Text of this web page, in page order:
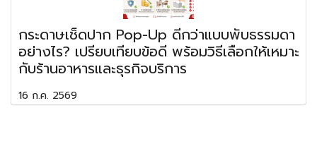
กระดาษเช็ดปาก Pop-Up ดีกว่าแบบพับธรรมดา
อย่างไร? เปรียบเทียบข้อดี พร้อมวิธีเลือกให้เหมาะ
กับร้านอาหารและธุรกิจบริการ
16 ก.ค. 2569